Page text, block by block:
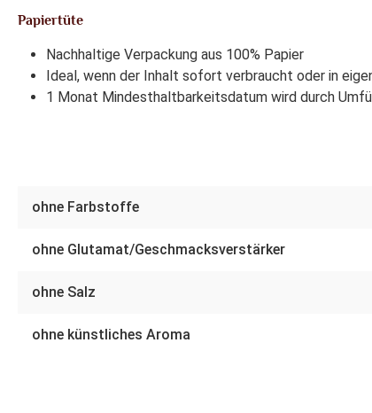
Papiertüte
Nachhaltige Verpackung aus 100% Papier
Ideal, wenn der Inhalt sofort verbraucht oder in
1 Monat Mindesthaltbarkeitsdatum wird durch
ohne Farbstoffe
ohne Glutamat/Geschmacksverstärker
ohne Salz
ohne künstliches Aroma